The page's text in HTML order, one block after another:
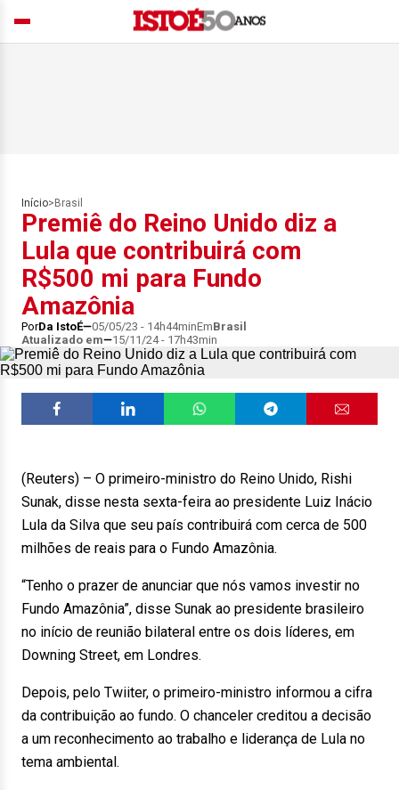
Início> Brasil
Premiê do Reino Unido diz a
Lula que contribuirá com
R$500 mi para Fundo
Amazônia
PorDa IstoÉ 05/05/23 - 14h44minEmBrasil
Atualizado em
15/11/24 - 17h43min
(Reuters) – O primeiro-ministro do Reino Unido, Rishi
Sunak, disse nesta sexta-feira ao presidente Luiz Inácio
Lula da Silva que seu país contribuirá com cerca de 500
milhões de reais para o Fundo Amazônia.
“Tenho o prazer de anunciar que nós vamos investir no
Fundo Amazônia”, disse Sunak ao presidente brasileiro
no início de reunião bilateral entre os dois líderes, em
Downing Street, em Londres.
Depois, pelo Twiiter, o primeiro-ministro informou a cifra
da contribuição ao fundo. O chanceler creditou a decisão
a um reconhecimento ao trabalho e liderança de Lula no
tema ambiental.